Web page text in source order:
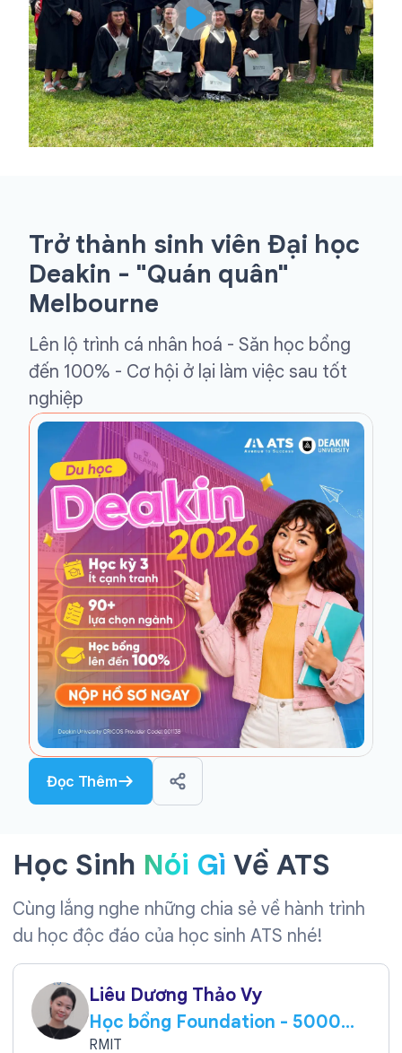
Trở thành sinh viên Đại học
Deakin - "Quán quân"
Melbourne
Lên lộ trình cá nhân hoá - Săn học bổng
đến 100% - Cơ hội ở lại làm việc sau tốt
nghiệp
Đọc Thêm
Học Sinh Nói Gì Về ATS
Cùng lắng nghe những chia sẻ về hành trình
du học độc đáo của học sinh ATS nhé!
Liêu Dương Thảo Vy
Học bổng Foundation - 5000
AUD
RMIT